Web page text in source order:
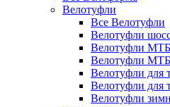
Велотуфли
Все Велотуфли
Велотуфли
Велотуфли МТБ
Велотуфли
Велотуфли для
Велотуфли для
Велотуфли